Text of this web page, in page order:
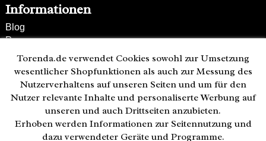
Informationen
Blog
Presse
Partner
Versand und Zahlung
Bestellung wiederrufen
Kunden-Hotline
(040) 244 249-49
Mo - Fr 08:00 - 18:00
Torenda.de verwendet Cookies sowohl zur Umsetzung
wesentlicher Shopfunktionen als auch zur Messung des
Nutzerverhaltens auf unseren Seiten und um für den
Nutzer relevante Inhalte und personaliserte Werbung auf
unseren und auch Drittseiten anzubieten.
Erhoben werden Informationen zur Seitennutzung und
dazu verwendeter Geräte und Programme.